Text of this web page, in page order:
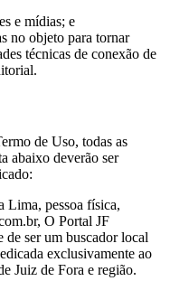
e mídias; e
no objeto para tornar
técnicas de conexão de
de Uso, todas as
abaixo deverão ser
Lima, pessoa física,
O Portal JF
ser um buscador local
exclusivamente ao
Juiz de Fora e região.